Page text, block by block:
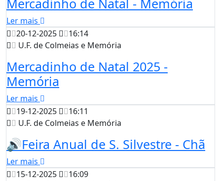
Mercadinho de Natal - Memória
Ler mais
20-12-2025
16:14
U.F. de Colmeias e Memória
Mercadinho de Natal 2025 -
Memória
Ler mais
19-12-2025
16:11
U.F. de Colmeias e Memória
🔊Feira Anual de S. Silvestre - Chã
Ler mais
15-12-2025
16:09